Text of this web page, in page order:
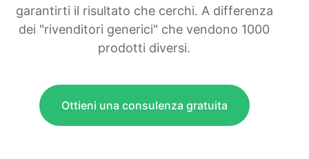
garantirti il risultato che cerchi. A differenza
dei "rivenditori generici" che vendono 1000
prodotti diversi.
Ottieni una consulenza gratuita